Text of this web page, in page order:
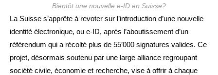
Bientôt une nouvelle e-ID en Suisse?
La Suisse s’apprête à revoter sur l’introduction d’une nouvelle
identité électronique, ou e-ID, après l’aboutissement d’un
référendum qui a récolté plus de 55’000 signatures valides. Ce
projet, désormais soutenu par une large alliance regroupant
société civile, économie et recherche, vise à offrir à chaque